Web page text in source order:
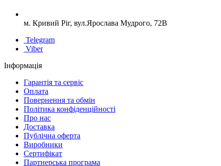
м. Кривий Ріг, вул.Ярослава Мудрого, 72В
Telegram
Viber
Інформація
Гарантія та сервіс
Оплата
Повернення та обмін
Політика конфіденційності
Про нас
Доставка
Публічна оферта
Виробники
Сертифікат
Партнерська програма